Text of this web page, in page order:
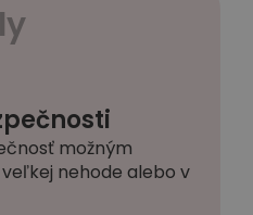
možným
nehode alebo v